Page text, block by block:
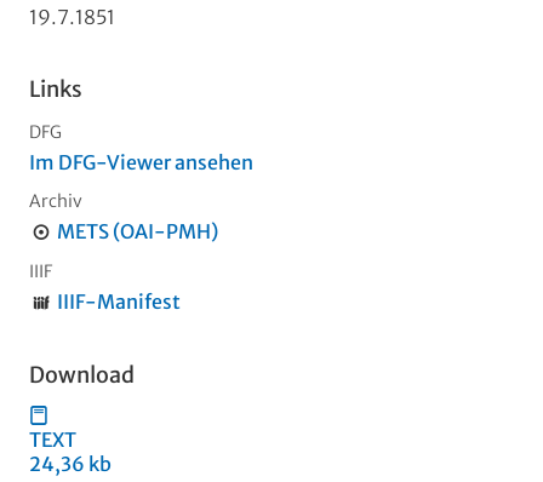
19.7.1851
Links
DFG
Im DFG-Viewer ansehen
Archiv
METS (OAI-PMH)
IIIF
IIIF-Manifest
Download
TEXT
24,36 kb